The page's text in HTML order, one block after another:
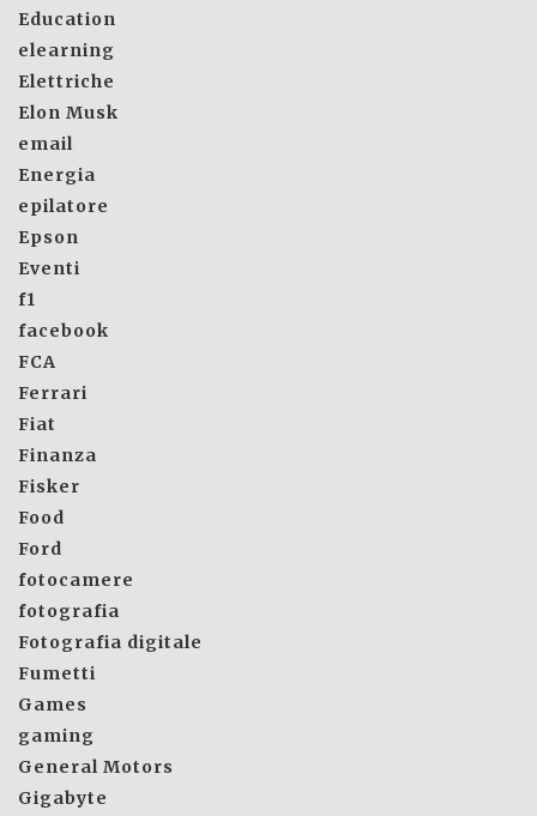
Education
elearning
Elettriche
Elon Musk
email
Energia
epilatore
Epson
Eventi
f1
facebook
FCA
Ferrari
Fiat
Finanza
Fisker
Food
Ford
fotocamere
fotografia
Fotografia digitale
Fumetti
Games
gaming
General Motors
Gigabyte